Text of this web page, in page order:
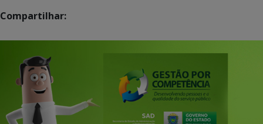
Compartilhar: